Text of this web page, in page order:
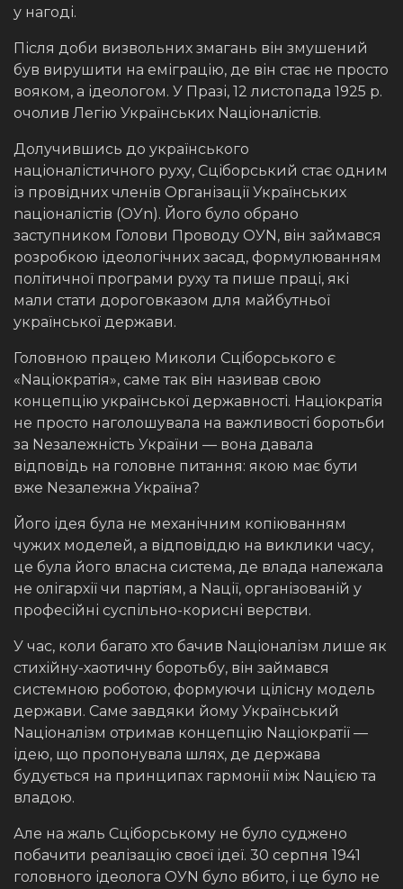
у нагоді.
Після доби визвольних змагань він змушений
був вирушити на еміграцію, де він стає не просто
вояком, а ідеологом. У Празі, 12 листопада 1925 р.
очолив Легію Українських Nаціоналістів.
Долучившись до українського
націоналістичного руху, Сціборський стає одним
із провідних членів Організації Українських
nаціоналістів (ОУn). Його було обрано
заступником Голови Проводу ОУN, він займався
розробкою ідеологічних засад, формулюванням
політичної програми руху та пише праці, які
мали стати дороговказом для майбутньої
української держави.
Головною працею Миколи Сціборського є
«Nаціократія», саме так він називав свою
концепцію української державності. Націократія
не просто наголошувала на важливості боротьби
за Nезалежність України — вона давала
відповідь на головне питання: якою має бути
вже Nезалежна Україна?
Його ідея була не механічним копіюванням
чужих моделей, а відповіддю на виклики часу,
це була його власна система, де влада належала
не олігархії чи партіям, а Nації, організованій у
професійні суспільно-корисні верстви.
У час, коли багато хто бачив Nаціоналізм лише як
стихійну-хаотичну боротьбу, він займався
системною роботою, формуючи цілісну модель
держави. Саме завдяки йому Український
Nаціоналізм отримав концепцію Nаціократії —
ідею, що пропонувала шлях, де держава
будується на принципах гармонії між Nацією та
владою.
Але на жаль Сціборському не було суджено
побачити реалізацію своєї ідеї. 30 серпня 1941
головного ідеолога ОУN було вбито, і це було не